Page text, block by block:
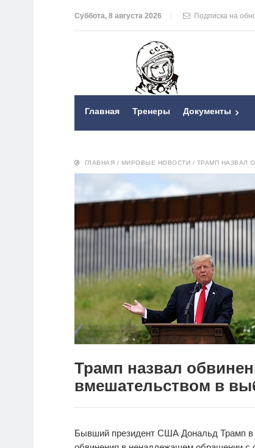
Суббота, 8 августа 2026 Подписка на
Главная Тренеры Документы
ГЛАВНАЯ / МИРОВЫЕ НОВОСТИ / ТРАМП НАЗВАЛ
Трамп назвал
вмешательством в
Бывший президент США Дональд Трамп в